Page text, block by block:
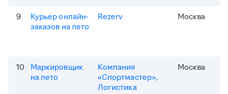
9
Курьер онлайн-
заказов на лето
Rezerv Москва
10
Маркировщик
на лето
Компания
«Спортмастер»,
Логистика
Москва